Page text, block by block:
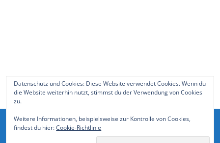
Copyright © 2026 Stefan Grahl
Datenschutz und Cookies: Diese Website verwendet Cookies. Wenn du
die Website weiterhin nutzt, stimmst du der Verwendung von Cookies
zu.
Weitere Informationen, beispielsweise zur Kontrolle von Cookies,
findest du hier:Cookie-Richtlinie